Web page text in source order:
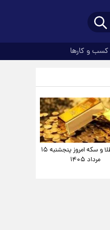
کسب و کارها
قیمت طلا و سکه امروز پنجشنبه ۱۵
مرداد ۱۴۰۵